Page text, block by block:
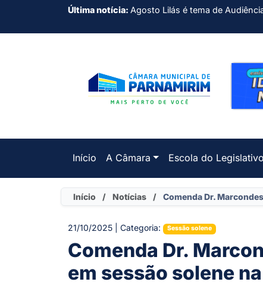
Última notícia: Agosto Lilás é tema de
Início A Câmara Escola do Legislativo
Início / Notícias / Comenda Dr.
21/10/2025 | Categoria: Sessão solene
Comenda Dr.
em sessão solene